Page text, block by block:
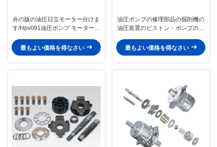
弁の版の油圧日立モーター分けま
す/Hpv091油圧ポンプ モーター部
最もよい価格を得なさい
油圧ポンプの修理部品の掘削機の
油圧装置のピストン・ポンプの供
最もよい価格を得なさい